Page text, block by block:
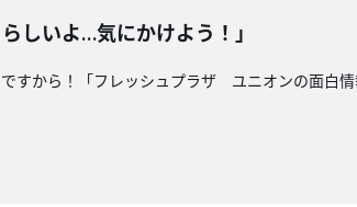
しいよ…気にかけよう！」
すから！「フレッシュプラザ ユニオンの面白